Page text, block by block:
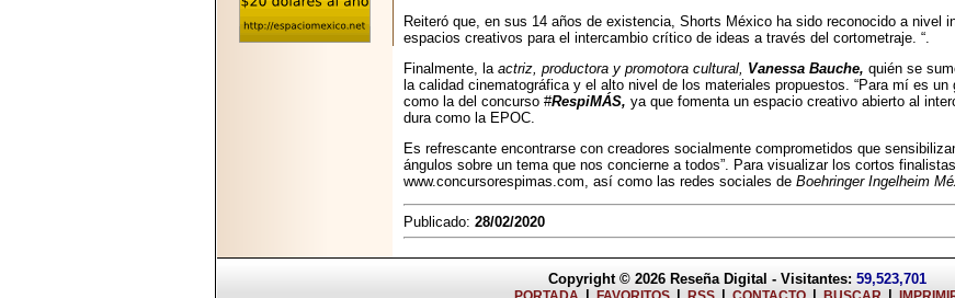
2025-10-16
Reiteró que, en sus 14 años de existencia, Shorts México ha sido reconocido a nivel
espacios creativos para el intercambio crítico de ideas a través del cortometraje. “.
Finalmente, la actriz, productora y promotora cultural, Vanessa Bauche, quién se
la calidad cinematográfica y el alto nivel de los materiales propuestos. “Para mí es
como la del concurso #RespiMÁS, ya que fomenta un espacio creativo abierto al
dura como la EPOC.
Es refrescante encontrarse con creadores socialmente comprometidos que
ángulos sobre un tema que nos concierne a todos”. Para visualizar los cortos
www.concursorespimas.com, así como las redes sociales de Boehringer Ingelheim
Publicado: 28/02/2020
Copyright © 2026 Reseña Digital - Visitantes: 59,523,701
| | | | |